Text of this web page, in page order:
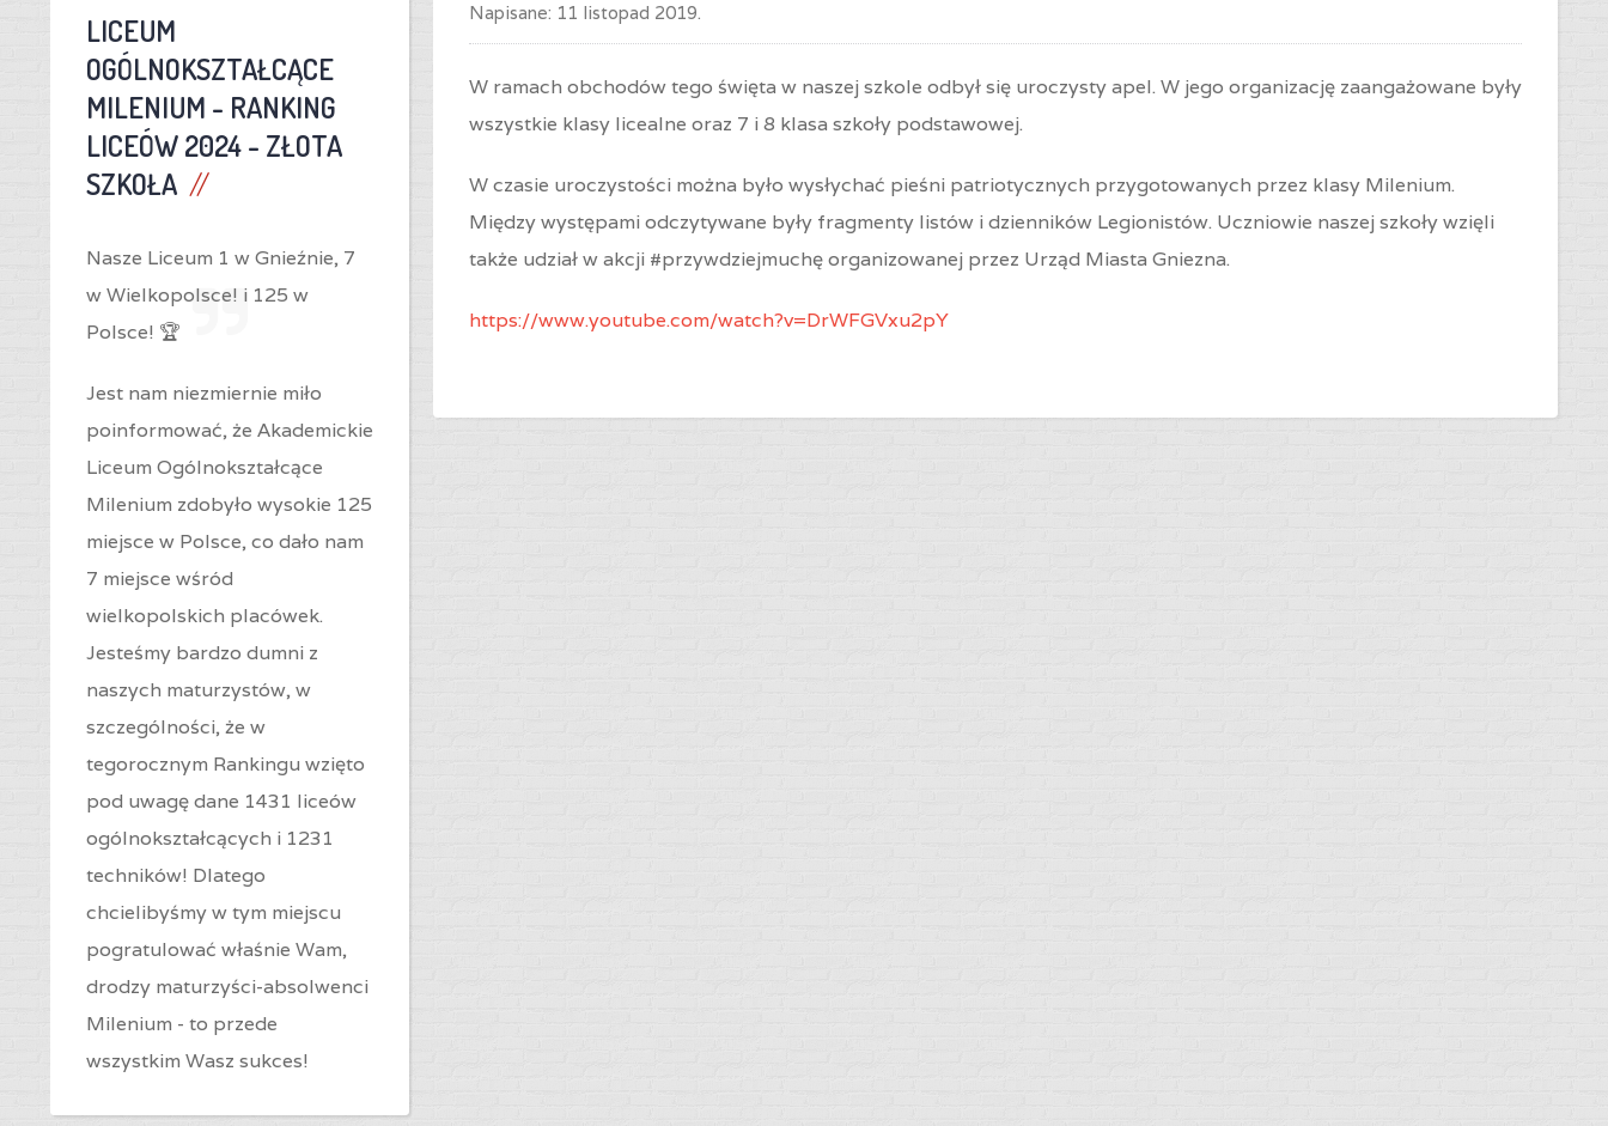
Napisane: 11 listopad 2019.
W ramach obchodów tego święta w naszej szkole odbył się uroczysty apel. W jego organizację zaangażowane były
wszystkie klasy licealne oraz 7 i 8 klasa szkoły podstawowej.
W czasie uroczystości można było wysłychać pieśni patriotycznych przygotowanych przez klasy Milenium.
Między występami odczytywane były fragmenty listów i dzienników Legionistów. Uczniowie naszej szkoły wzięli
także udział w akcji #przywdziejmuchę organizowanej przez Urząd Miasta Gniezna.
https://www.youtube.com/watch?v=DrWFGVxu2pY
LICEUM
OGÓLNOKSZTAŁCĄCE
MILENIUM - RANKING
LICEÓW 2024 - ZŁOTA
SZKOŁA
Nasze Liceum 1 w Gnieźnie, 7
w Wielkopolsce! i 125 w
Polsce! 🏆
Jest nam niezmiernie miło
poinformować, że Akademickie
Liceum Ogólnokształcące
Milenium zdobyło wysokie 125
miejsce w Polsce, co dało nam
7 miejsce wśród
wielkopolskich placówek.
Jesteśmy bardzo dumni z
naszych maturzystów, w
szczególności, że w
tegorocznym Rankingu wzięto
pod uwagę dane 1431 liceów
ogólnokształcących i 1231
techników! Dlatego
chcielibyśmy w tym miejscu
pogratulować właśnie Wam,
drodzy maturzyści-absolwenci
Milenium - to przede
wszystkim Wasz sukces!